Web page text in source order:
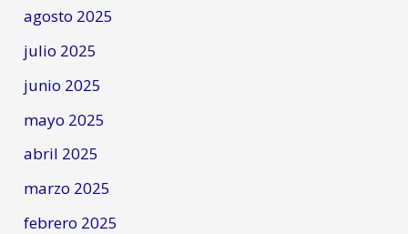
agosto 2025
julio 2025
junio 2025
mayo 2025
abril 2025
marzo 2025
febrero 2025